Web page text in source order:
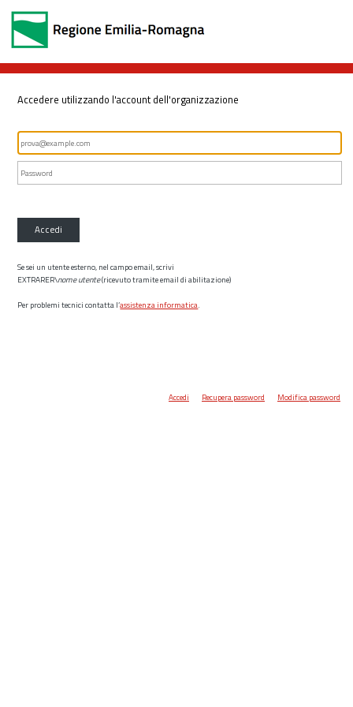
Accedere utilizzando l'account dell'organizzazione
Accedi
Se sei un utente esterno, nel campo email, scrivi
EXTRARER\nome utente(ricevuto tramite email di abilitazione)
Per problemi tecnici contatta l’assistenza informatica.
Accedi Recupera password Modifica password